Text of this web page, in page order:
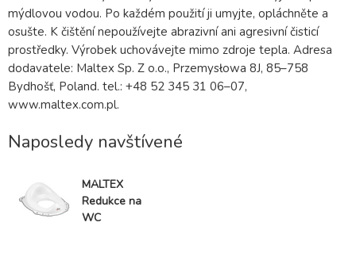
mýdlovou vodou. Po každém použití ji umyjte, opláchněte a
osušte. K čištění nepoužívejte abrazivní ani agresivní čisticí
prostředky. Výrobek uchovávejte mimo zdroje tepla. Adresa
dodavatele: Maltex Sp. Z o.o., Przemysłowa 8J, 85–758
Bydhošť, Poland. tel.: +48 52 345 31 06–07,
www.maltex.com.pl.
Naposledy navštívené
MALTEX
Redukce na
WC